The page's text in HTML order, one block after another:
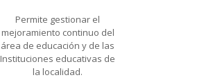
Permite gestionar el
mejoramiento continuo del
área de educación y de las
Instituciones educativas de
la localidad.